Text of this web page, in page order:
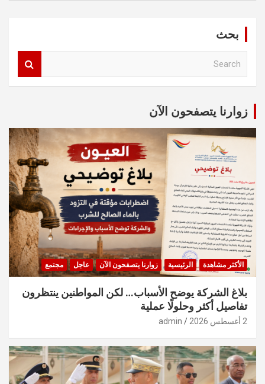
بحث
c
h
زوارنا يتصفحون الآن
الأكثر مشاهدة الرئيسية زوارنا يتصفحون الآن عاجل مجتمع
بلاغ الشركة يوضح الأسباب… لكن المواطنين ينتظرون
تفاصيل أكثر وحلولًا عملية
2 أغسطس 2026 admin